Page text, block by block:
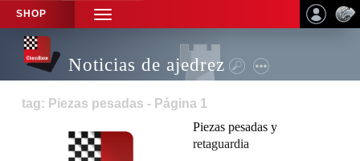
SHOP
TOGGLE
NAVIGATION
Noticias de ajedrez
tag: Piezas pesadas - Página 1
Piezas pesadas y
retaguardia